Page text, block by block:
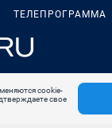
ТЕЛЕПРОГРАММА
cookie-
свое